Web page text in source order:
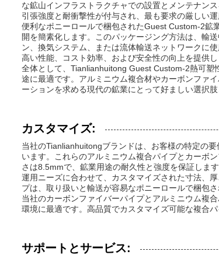
な鉱山インフラストラクチャでの設置とメンテナン
引張強度と耐衝撃性が付与され、最も要求の厳しい
便利なポニーロールで梱包されたGuest Custom-2鉱
開を簡素化します。このパッケージング方法は、輸
ン、換気システム、または流体輸送ネットワークに
高い性能、コスト効率、および安全性の向上を提供し
全体として、Tianlianhuitong Guest Custom-2熱可塑
途に最適です。アルミニウム複合材やカーボンファ
ーションを求める現代の鉱業にとって好ましい選択肢
カスタマイズ:
当社のTianlianhuitongブランドは、お客様の特定の
います。これらのアルミニウム複合パイプとカーボ
さは8.5mmで、鉱業用途の耐久性と強度を保証します
運用ニーズに合わせて、カスタマイズされた寸法、
プは、取り扱いと輸送が容易なポニーロールで梱包
当社のカーボンファイバーパイプとアルミニウム複
環境に最適です。高品質でカスタマイズ可能な複合
サポートとサービス: